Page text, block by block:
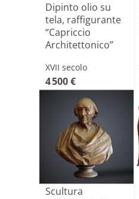
Dipinto olio su
tela, raffigurante
“Capriccio
Architettonico”
XVII secolo
4 500 €
Scultura